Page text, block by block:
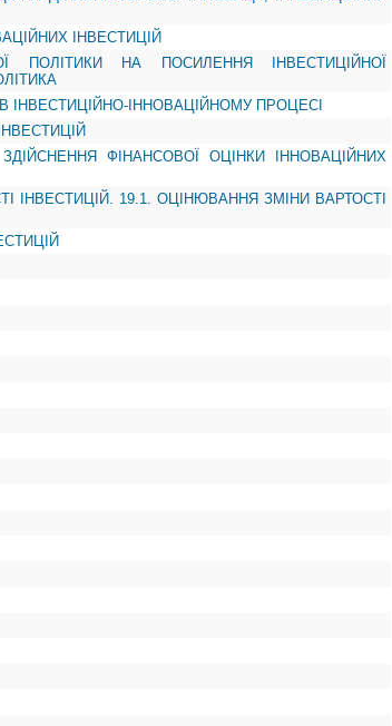
ІНВЕСТИЦІЙ
ПОЛІТИКИ НА ПОСИЛЕННЯ ІНВЕСТИЦІЙНОЇ
ІНВЕСТИЦІЙНО-ІННОВАЦІЙНОМУ ПРОЦЕСІ
ФІНАНСОВОЇ ОЦІНКИ ІННОВАЦІЙНИХ
ІНВЕСТИЦІЙ. 19.1. ОЦІНЮВАННЯ ЗМІНИ ВАРТОСТІ